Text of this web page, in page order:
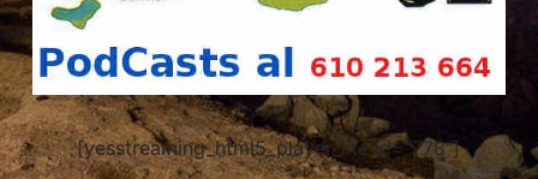
[yesstreaming_html5_player_lite id="778"]